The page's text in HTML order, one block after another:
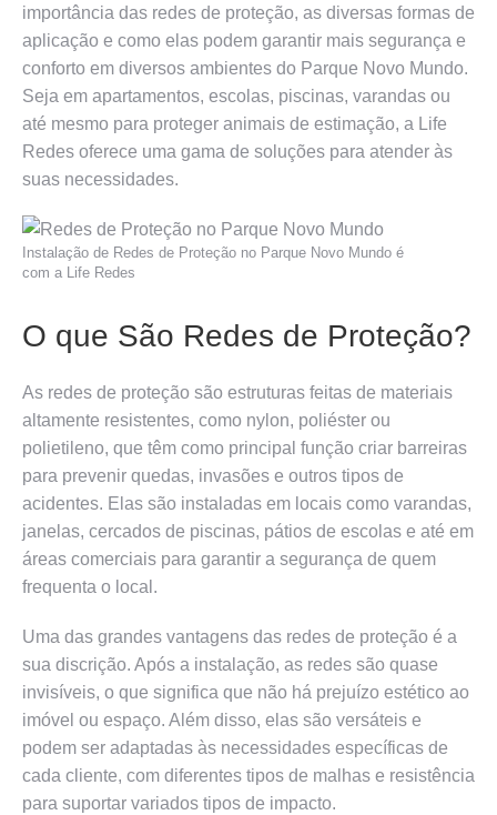
importância das redes de proteção, as diversas formas de
aplicação e como elas podem garantir mais segurança e
conforto em diversos ambientes do Parque Novo Mundo.
Seja em apartamentos, escolas, piscinas, varandas ou
até mesmo para proteger animais de estimação, a Life
Redes oferece uma gama de soluções para atender às
suas necessidades.
Instalação de Redes de Proteção no Parque Novo Mundo é
com a Life Redes
O que São Redes de Proteção?
As redes de proteção são estruturas feitas de materiais
altamente resistentes, como nylon, poliéster ou
polietileno, que têm como principal função criar barreiras
para prevenir quedas, invasões e outros tipos de
acidentes. Elas são instaladas em locais como varandas,
janelas, cercados de piscinas, pátios de escolas e até em
áreas comerciais para garantir a segurança de quem
frequenta o local.
Uma das grandes vantagens das redes de proteção é a
sua discrição. Após a instalação, as redes são quase
invisíveis, o que significa que não há prejuízo estético ao
imóvel ou espaço. Além disso, elas são versáteis e
podem ser adaptadas às necessidades específicas de
cada cliente, com diferentes tipos de malhas e resistência
para suportar variados tipos de impacto.